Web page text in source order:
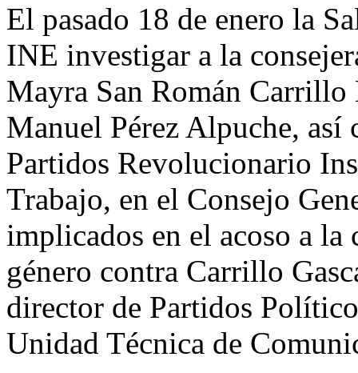
El pasado 18 de enero la
INE investigar a la
Mayra San Román Carrillo
Manuel Pérez Alpuche, así
Partidos Revolucionario
Trabajo, en el Consejo
implicados en el acoso a
género contra Carrillo
director de Partidos
Unidad Técnica de